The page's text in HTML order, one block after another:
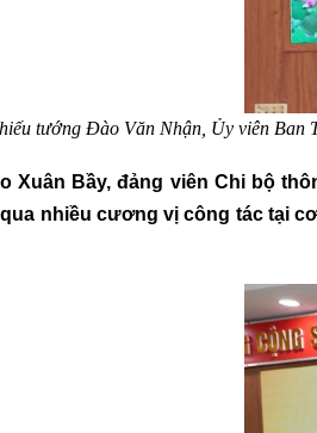
tướng Đào Văn Nhận, Ủyviên Ban
Xuân Bầy, đảng viên Chi bộ
qua nhiều cương vị công tác tại